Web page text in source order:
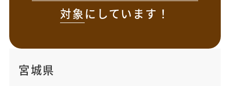
対象にしています！
宮城県